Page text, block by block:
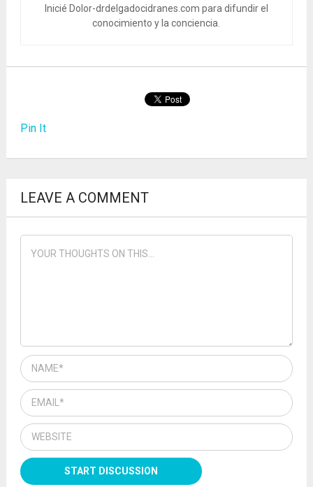
Inicié Dolor-drdelgadocidranes.com para difundir el
conocimiento y la conciencia.
Pin It
LEAVE A COMMENT